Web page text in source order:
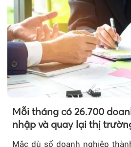
Mỗi tháng có 26.700
nhập và quay lại thị
Mặc dù số doanh nghiệp